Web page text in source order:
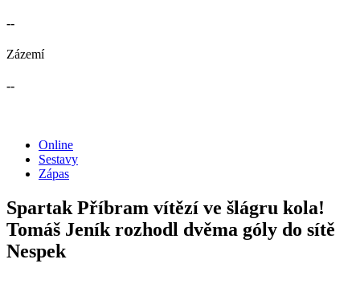
--
Zázemí
--
Online
Sestavy
Zápas
Spartak Příbram vítězí ve šlágru kola!
Tomáš Jeník rozhodl dvěma góly do sítě
Nespek